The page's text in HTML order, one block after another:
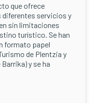
que ofrece
diferentes servicios y
sin limitaciones
turístico. Se han
formato papel
de Plentzia y
y se ha